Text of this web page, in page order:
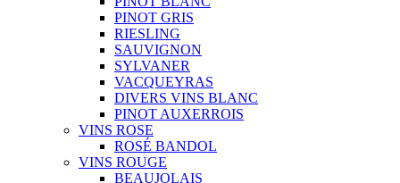
PINOT GRIS
RIESLING
SAUVIGNON
SYLVANER
VACQUEYRAS
DIVERS VINS BLANC
PINOT AUXERROIS
VINS ROSE
ROSÉ BANDOL
VINS ROUGE
BEAUJOLAIS